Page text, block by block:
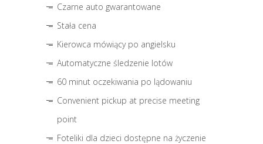
Czarne auto gwarantowane
Stała cena
Kierowca mówiący po angielsku
Automatyczne śledzenie lotów
60 minut oczekiwania po lądowaniu
Convenient pickup at precise meeting
point
Foteliki dla dzieci dostępne na życzenie